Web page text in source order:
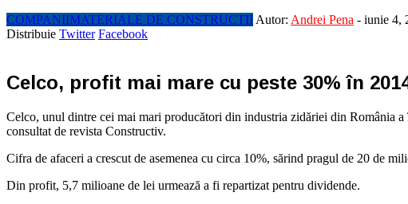
COMPANIIMATERIALE DE CONSTRUCTII Autor: Andrei Pena - iunie 4,
Distribuie Twitter Facebook
Celco, profit mai mare cu peste 30% în
Celco, unul dintre cei mai mari producători din industria zidăriei din România
consultat de revista Constructiv.
Cifra de afaceri a crescut de asemenea cu circa 10%, sărind pragul de 20 de
Din profit, 5,7 milioane de lei urmează a fi repartizat pentru dividende.